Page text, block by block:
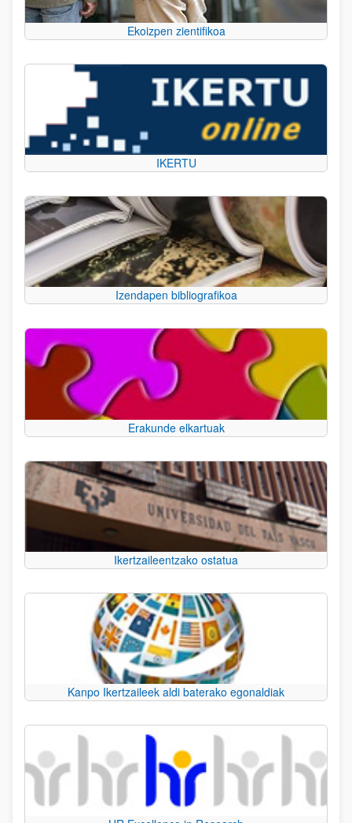
Ekoizpen zientifikoa
IKERTU
Izendapen bibliografikoa
Erakunde elkartuak
Ikertzaileentzako ostatua
Kanpo Ikertzaileek aldi baterako egonaldiak